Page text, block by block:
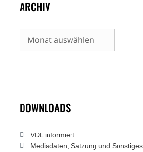
ARCHIV
Archiv
DOWNLOADS
VDL informiert
Mediadaten, Satzung und Sonstiges